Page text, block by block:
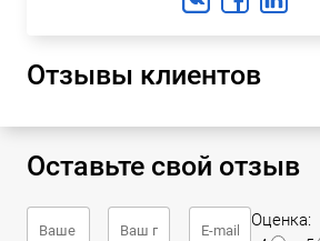
Отзывы клиентов
Оставьте свой отзыв
Оценка: